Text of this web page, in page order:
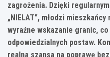
zagrożenia. Dzięki
„NIELAT”, młodzi
wyraźne wskazanie granic,
odpowiedzialnych postaw.
realna szansa na poprawę